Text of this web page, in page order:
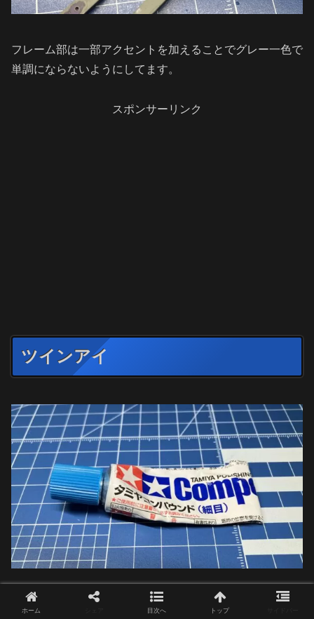
フレーム部は一部アクセントを加えることでグレー一色で
単調にならないようにしてます。
スポンサーリンク
ツインアイ
ホーム 目次へ トップ